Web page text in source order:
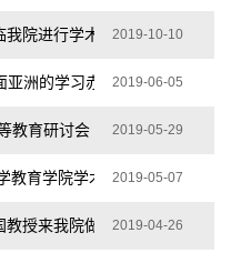
我院进行学术演讲2019-10-10
亚洲的学习赤字2019-06-05
教育研讨会 在北大斯坦福中心
2019-05-29
育学院学术交流团赴美国旧
2019-05-07
教授来我院做学术演讲
2019-04-26